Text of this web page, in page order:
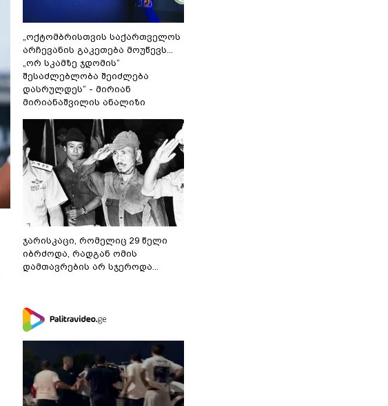
„ოქტომბრისთვის საქართველოს
არჩევანის გაკეთება მოუწევს...
„ორ სკამზე ჯდომის“
შესაძლებლობა შეიძლება
დასრულდეს“ - მირიან
მირიანაშვილის ანალიზი
ჯარისკაცი, რომელიც 29 წელი
იბრძოდა, რადგან ომის
დამთავრების არ სჯეროდა...